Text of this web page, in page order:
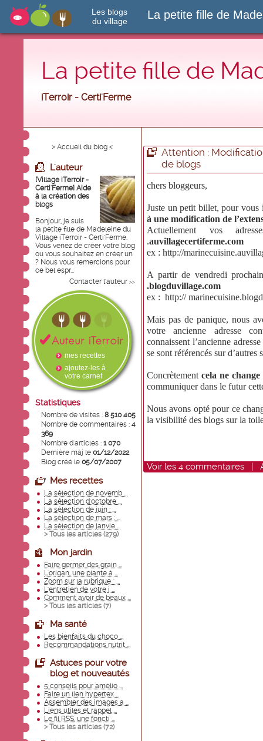
Les blogs
du village
La petite fille de
La petite fille de
iTerroir - Certi'Ferme
> Accueil du blog <
L'auteur
[Village iTerroir -
Certi'Ferme] Aide
à la création des
blogs
Bonjour, je suis
la petite fille de Madeleine du
Village iTerroir - Certi'Ferme.
Vous venez de créer votre blog
ou vous souhaitez en créer un
? Nous vous remercions pour
ce bel espr...
Contacter l'auteur >>
mes recettes
ajoutez-les à
votre carnet
Statistiques
Nombre de visites : 8 510 405
Nombre de commentaires : 4
369
Nombre d'articles : 1 070
Dernière màj le 01/12/2022
Blog créé le 05/07/2007
Mes recettes
La sélection de novemb ...
La sélection d'octobre ...
La sélection de juin : ...
La sélection de mars : ...
La sélection de janvie ...
> Tous les articles (279)
Mon jardin
Faire germer des grain ...
L'origan, une plante à ...
Zoom sur la rubrique " ...
L'entretien de votre j ...
Comment avoir de beaux ...
> Tous les articles (7)
Ma santé
Les bienfaits du choco ...
Recommandations nutrit ...
Astuces pour votre
blog et nouveautés
5 conseils pour amélio ...
Faire un lien hypertex ...
Assembler des images a ...
Liens utiles et rappel ...
Le fil RSS, une foncti ...
> Tous les articles (72)
Attention :
de blogs
chers bloggeurs,
Juste un petit billet, pour
à une modification de
Actuellement vos
.auvillagecertiferme.com
ex : http://
A partir de vendredi
.blogduvillage.com
ex : http://
Mais pas de panique, nous
votre ancienne adresse
connaissent l’ancienne
se sont référencés sur
Concrètementcela ne
communiquer dans le futur
Nous avons opté pour ce
la visibilité des blogs sur la
Voir les 4 commentaires |